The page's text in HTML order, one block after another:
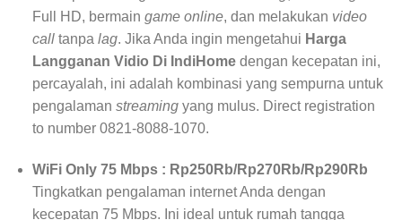
Full HD, bermain game online, dan melakukan video
calltanpa lag. Jika Anda ingin mengetahui Harga
Langganan Vidio Di IndiHomedengan kecepatan ini,
percayalah, ini adalah kombinasi yang sempurna untuk
pengalaman streamingyang mulus. Direct registration
to number 0821-8088-1070.
WiFi Only 75 Mbps : Rp250Rb/Rp270Rb/Rp290Rb
Tingkatkan pengalaman internet Anda dengan
kecepatan 75 Mbps. Ini ideal untuk rumah tangga